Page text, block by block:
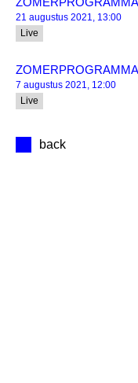
21 augustus 2021, 13:00
Live
7 augustus 2021, 12:00
Live
back